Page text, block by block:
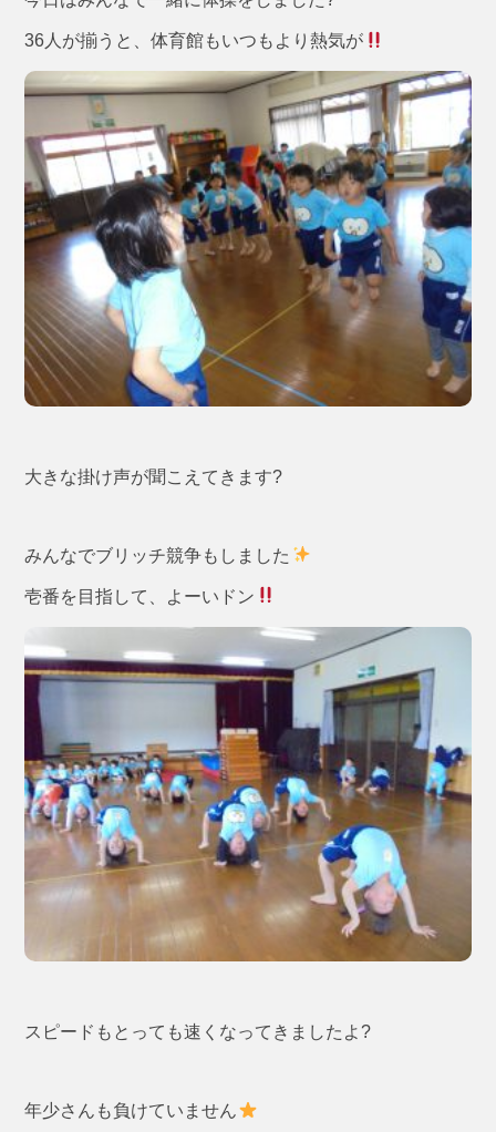
36人が揃うと、体育館もいつもより熱気が
大きな掛け声が聞こえてきます?
みんなでブリッチ競争もしました
壱番を目指して、よーいドン
スピードもとっても速くなってきましたよ?
年少さんも負けていません